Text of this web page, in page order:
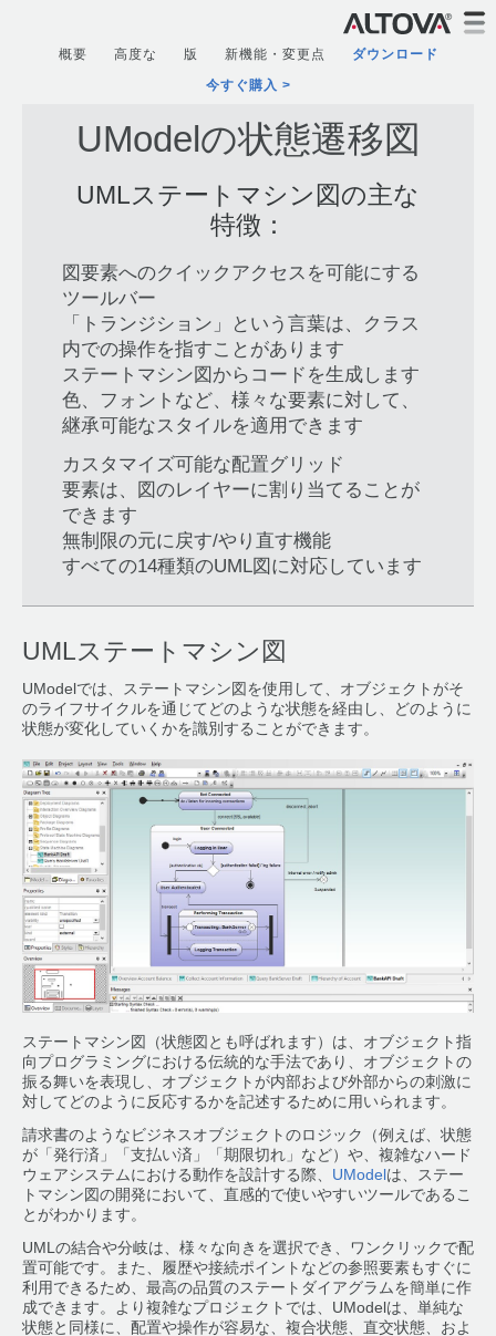
概要 高度な 版 新機能・変更点
ダウンロード
今すぐ購入
UModelの状態遷移図
UMLステートマシン図の主な
特徴：
図要素へのクイックアクセスを可能にする
ツールバー
「トランジション」という言葉は、クラス
内での操作を指すことがあります
ステートマシン図からコードを生成します
色、フォントなど、様々な要素に対して、
継承可能なスタイルを適用できます
カスタマイズ可能な配置グリッド
要素は、図のレイヤーに割り当てることが
できます
無制限の元に戻す/やり直す機能
すべての14種類のUML図に対応しています
UMLステートマシン図
UModelでは、ステートマシン図を使用して、オブジェクトがそ
のライフサイクルを通じてどのような状態を経由し、どのように
状態が変化していくかを識別することができます。
ステートマシン図（状態図とも呼ばれます）は、オブジェクト指
向プログラミングにおける伝統的な手法であり、オブジェクトの
振る舞いを表現し、オブジェクトが内部および外部からの刺激に
対してどのように反応するかを記述するために用いられます。
請求書のようなビジネスオブジェクトのロジック（例えば、状態
が「発行済」「支払い済」「期限切れ」など）や、複雑なハード
ウェアシステムにおける動作を設計する際、 UModel は、ステー
トマシン図の開発において、直感的で使いやすいツールであるこ
とがわかります。
UMLの結合や分岐は、様々な向きを選択でき、ワンクリックで配
置可能です。また、履歴や接続ポイントなどの参照要素もすぐに
利用できるため、最高の品質のステートダイアグラムを簡単に作
成できます。より複雑なプロジェクトでは、UModelは、単純な
状態と同様に、配置や操作が容易な、複合状態、直交状態、およ